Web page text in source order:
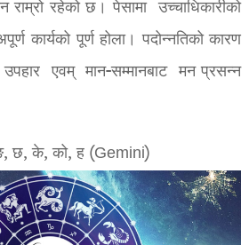
राम्रो रहेको छ। पेसामा उच्चाधिकारीको
कार्यको पूर्ण होला। पदोन्नतिको कारण
एवम् मान-सम्मानबाट मन प्रसन्न
छ, के, को, ह (Gemini)